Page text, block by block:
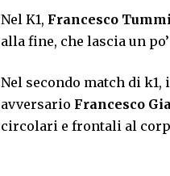
Nel K1, Francesco
alla fine, che lascia un
Nel secondo match di
avversario Francesco
circolari e frontali al